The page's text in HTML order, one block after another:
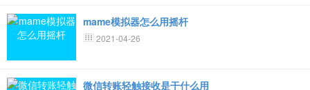
mame模拟器怎么用摇杆
2021-04-26
微信转账轻触接收是干什么用